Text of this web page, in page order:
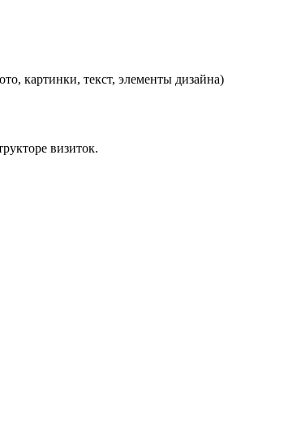
картинки, текст, элементы дизайна)
визиток.